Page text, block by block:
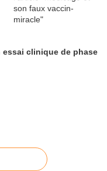
essai clinique de phase